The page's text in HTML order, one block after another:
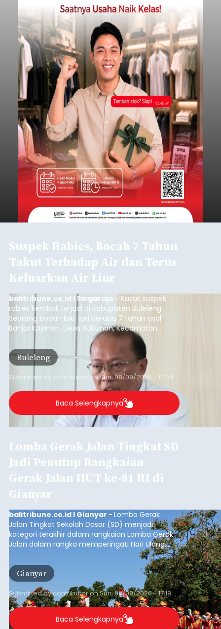
Suspek Rabies, Bocah 7 Tahun
Takut Terhadap Air dan Terus
Keluarkan Air Liur
balitribune.co.id I Singaraja - Kasus suspek
rabies kembali terjadi di Kabupaten Buleleng.
Seorang bocah laki-laki berusia 7 tahun asal
Banjar Kajanan, Desa Bubunan, Kecamatan
Seririt, dilaporkan mengalami gejala khas rabies
setelah sebelumnya digigit anjing pada awal Juni
2026.
Buleleng
Submitted by contributor onSun, 08/09/2026 - 17:24
Baca Selengkapnya
Lomba Gerak Jalan Tingkat SD
Jadi Penutup Rangkaian
Gerak Jalan HUT ke-81 RI di
Gianyar
balitribune.co.id I Gianyar - Lomba Gerak
Jalan Tingkat Sekolah Dasar (SD) menjadi
kategori terakhir dalam rangkaian Lomba Gerak
Jalan dalam rangka memperingati Hari Ulang
Tahun (HUT) ke-81 Kemerdekaan Republik
Indonesia Tahun 2026 di Kabupaten Gianyar.
Gianyar
Submitted bycontributoronSun, 08/09/2026 - 17:18
Baca Selengkapnya